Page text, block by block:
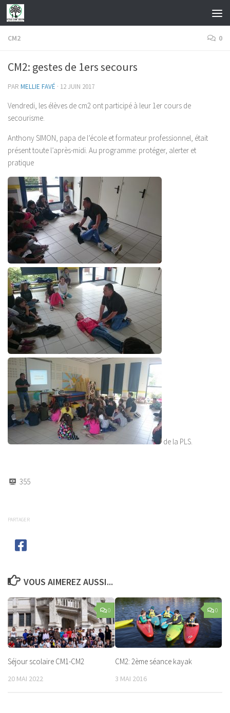
Skip to content
CM2 0
CM2: gestes de 1ers secours
PAR MELLIE FAVÉ · 12 JUIN 2017
Vendredi, les élèves de cm2 ont participé à leur 1er cours de
secourisme.
Anthony SIMON, papa de l’école et formateur professionnel, était
présent toute l’après-midi. Au programme: protéger, alerter et
pratique
de la PLS.
355
PARTAGER
VOUS AIMEREZ AUSSI...
0
Séjour scolaire CM1-CM2
20 MAI 2022
0
CM2: 2ème séance kayak
3 MAI 2016